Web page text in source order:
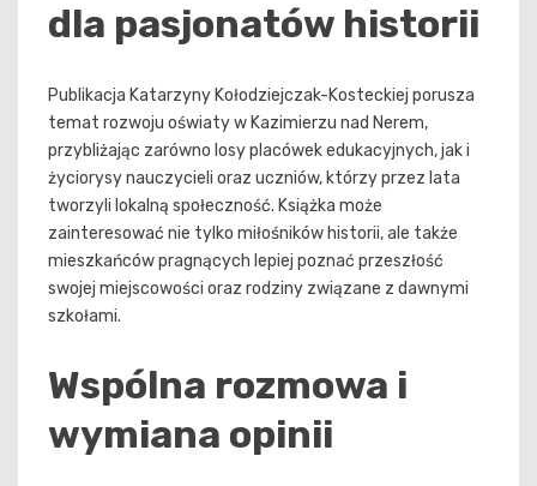
dla pasjonatów historii
Publikacja Katarzyny Kołodziejczak-Kosteckiej porusza
temat rozwoju oświaty w Kazimierzu nad Nerem,
przybliżając zarówno losy placówek edukacyjnych, jak i
życiorysy nauczycieli oraz uczniów, którzy przez lata
tworzyli lokalną społeczność. Książka może
zainteresować nie tylko miłośników historii, ale także
mieszkańców pragnących lepiej poznać przeszłość
swojej miejscowości oraz rodziny związane z dawnymi
szkołami.
Wspólna rozmowa i
wymiana opinii